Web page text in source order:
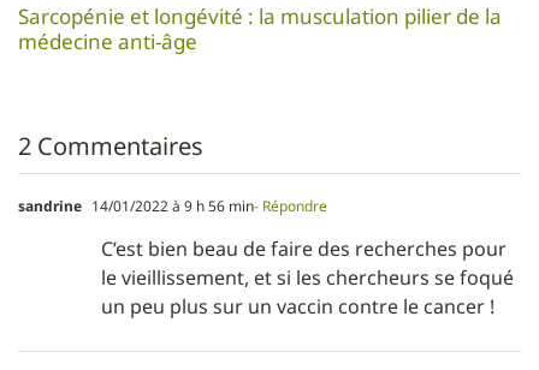
Sarcopénie et longévité : la musculation pilier de la
médecine anti-âge
2 Commentaires
sandrine 14/01/2022 à 9 h 56 min- Répondre
C’est bien beau de faire des recherches pour
le vieillissement, et si les chercheurs se foqué
un peu plus sur un vaccin contre le cancer !